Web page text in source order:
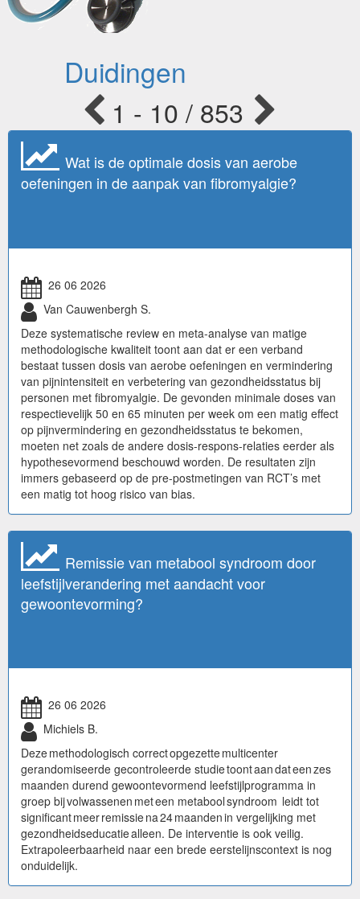
Duidingen
1 - 10 / 853
Wat is de optimale dosis van aerobe
oefeningen in de aanpak van fibromyalgie?
26 06 2026
Van Cauwenbergh S.
Deze systematische review en meta-analyse van matige
methodologische kwaliteit toont aan dat er een verband
bestaat tussen dosis van aerobe oefeningen en vermindering
van pijnintensiteit en verbetering van gezondheidsstatus bij
personen met fibromyalgie. De gevonden minimale doses van
respectievelijk 50 en 65 minuten per week om een matig effect
op pijnvermindering en gezondheidsstatus te bekomen,
moeten net zoals de andere dosis-respons-relaties eerder als
hypothesevormend beschouwd worden. De resultaten zijn
immers gebaseerd op de pre-postmetingen van RCT’s met
een matig tot hoog risico van bias.
Remissie van metabool syndroom door
leefstijlverandering met aandacht voor
gewoontevorming?
26 06 2026
Michiels B.
Deze methodologisch correct opgezette multicenter
gerandomiseerde gecontroleerde studie toont aan dat een zes
maanden durend gewoontevormend leefstijlprogramma in
groep bij volwassenen met een metabool syndroom leidt tot
significant meer remissie na 24 maanden in vergelijking met
gezondheidseducatie alleen. De interventie is ook veilig.
Extrapoleerbaarheid naar een brede eerstelijnscontext is nog
onduidelijk.